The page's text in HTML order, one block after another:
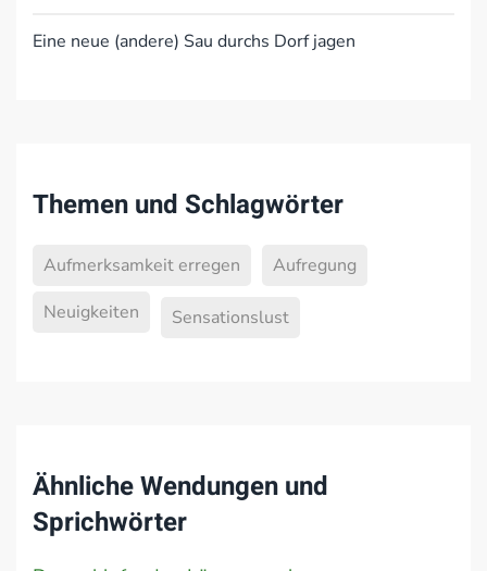
Eine neue (andere) Sau durchs Dorf jagen
Themen und Schlagwörter
Aufmerksamkeit erregen
Aufregung
Neuigkeiten
Sensationslust
Ähnliche Wendungen und
Sprichwörter